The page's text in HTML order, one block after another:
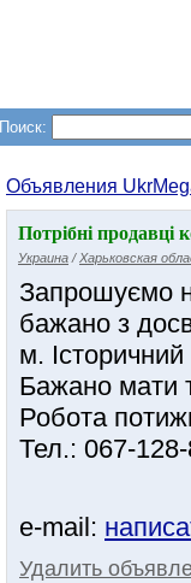
Поиск:
Объявления
Потрібні продавці
Украина / Харьковская
Запрошуємо
бажано з
м.
Бажано мати
Робота
Тел.: 067-
e-mail:
Удалить